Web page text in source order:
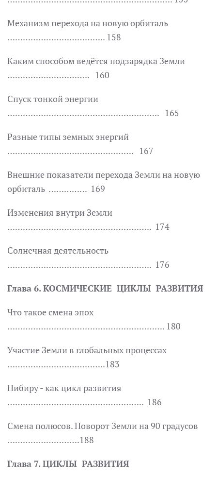
Механизм перехода на новую орбиталь
……………………………….. 158
Каким способом ведётся подзарядка Земли
………………………….. 160
Спуск тонкой энергии
………………………………………………….. 165
Разные типы земных энергий
…………………………………………. 167
Внешние показатели перехода Земли на новую
орбиталь …………… 169
Изменения внутри Земли
……………………………………………….. 174
Солнечная деятельность
……………………………………………….. 176
Глава 6. КОСМИЧЕСКИЕ ЦИКЛЫ РАЗВИТИЯ
Что такое смена эпох
……………………………………………………. 180
Участие Земли в глобальных процессах
………………………………..183
Нибиру - как цикл развития
…………………………………………….. 186
Смена полюсов. Поворот Земли на 90 градусов
……………………….188
Глава 7. ЦИКЛЫ РАЗВИТИЯ